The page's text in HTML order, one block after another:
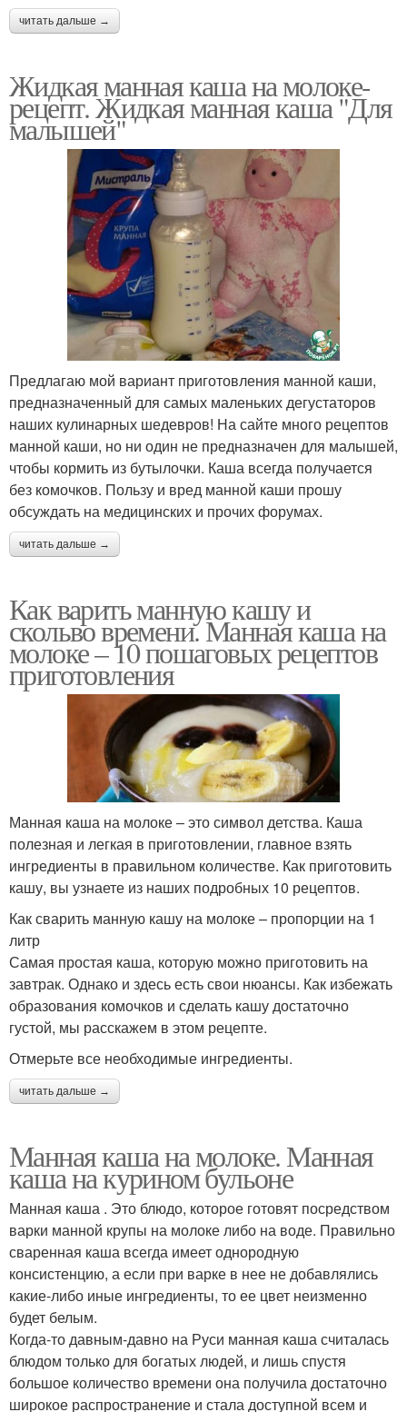
читать дальше →
Жидкая манная каша на молоке-
рецепт. Жидкая манная каша "Для
малышей"
Предлагаю мой вариант приготовления манной каши,
предназначенный для самых маленьких дегустаторов
наших кулинарных шедевров! На сайте много рецептов
манной каши, но ни один не предназначен для малышей,
чтобы кормить из бутылочки. Каша всегда получается
без комочков. Пользу и вред манной каши прошу
обсуждать на медицинских и прочих форумах.
читать дальше →
Как варить манную кашу и
скольво времени. Манная каша на
молоке – 10 пошаговых рецептов
приготовления
Манная каша на молоке – это символ детства. Каша
полезная и легкая в приготовлении, главное взять
ингредиенты в правильном количестве. Как приготовить
кашу, вы узнаете из наших подробных 10 рецептов.
Как сварить манную кашу на молоке – пропорции на 1
литр
Самая простая каша, которую можно приготовить на
завтрак. Однако и здесь есть свои нюансы. Как избежать
образования комочков и сделать кашу достаточно
густой, мы расскажем в этом рецепте.
Отмерьте все необходимые ингредиенты.
читать дальше →
Манная каша на молоке. Манная
каша на курином бульоне
Манная каша . Это блюдо, которое готовят посредством
варки манной крупы на молоке либо на воде. Правильно
сваренная каша всегда имеет однородную
консистенцию, а если при варке в нее не добавлялись
какие-либо иные ингредиенты, то ее цвет неизменно
будет белым.
Когда-то давным-давно на Руси манная каша считалась
блюдом только для богатых людей, и лишь спустя
большое количество времени она получила достаточно
широкое распространение и стала доступной всем и